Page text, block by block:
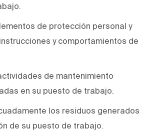
de protección personal y
y comportamientos de
de mantenimiento
en su puesto de trabajo.
los residuos generados
de su puesto de trabajo.